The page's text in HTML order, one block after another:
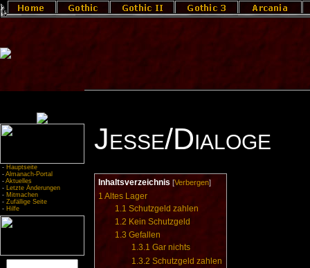
- Hauptseite
- Almanach-Portal
- Aktuelles
- Letzte Änderungen
- Mitmachen
- Zufällige Seite
- Hilfe
Jesse/Dialoge
Inhaltsverzeichnis [Verbergen]
1 Altes Lager
1.1 Schutzgeld zahlen
1.2 Kein Schutzgeld
1.3 Gefallen
1.3.1 Gar nichts
1.3.2 Schutzgeld zahlen